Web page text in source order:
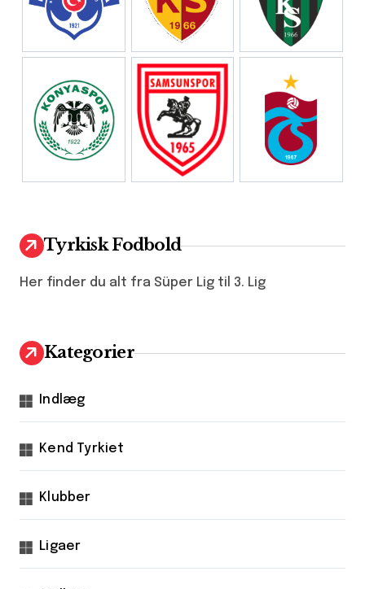
Tyrkisk Fodbold
Her finder du alt fra Süper Lig til 3. Lig
Kategorier
Indlæg
Kend Tyrkiet
Klubber
Ligaer